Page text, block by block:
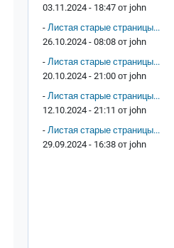
03.11.2024 - 18:47 от john
- Листая старые страницы...
26.10.2024 - 08:08 от john
- Листая старые страницы...
20.10.2024 - 21:00 от john
- Листая старые страницы...
12.10.2024 - 21:11 от john
- Листая старые страницы...
29.09.2024 - 16:38 от john